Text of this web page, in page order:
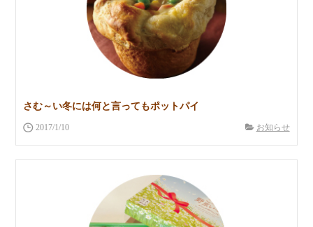
さむ～い冬には何と言ってもポットパイ
2017/1/10 お知らせ